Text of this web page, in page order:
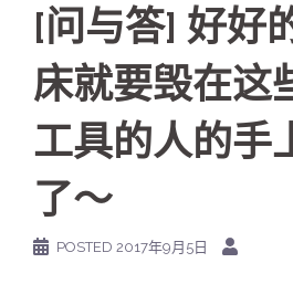
[问与答] 好好
床就要毁在这
工具的人的手
了～
POSTED 2017年9月5日